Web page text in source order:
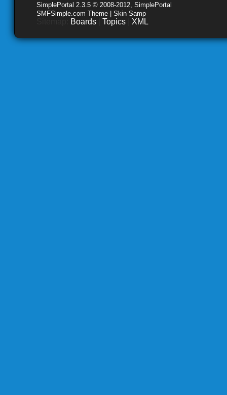
SimplePortal 2.3.5 © 2008-2012, SimplePortal
SMFSimple.com Theme | Skin Samp
Boards Topics XML